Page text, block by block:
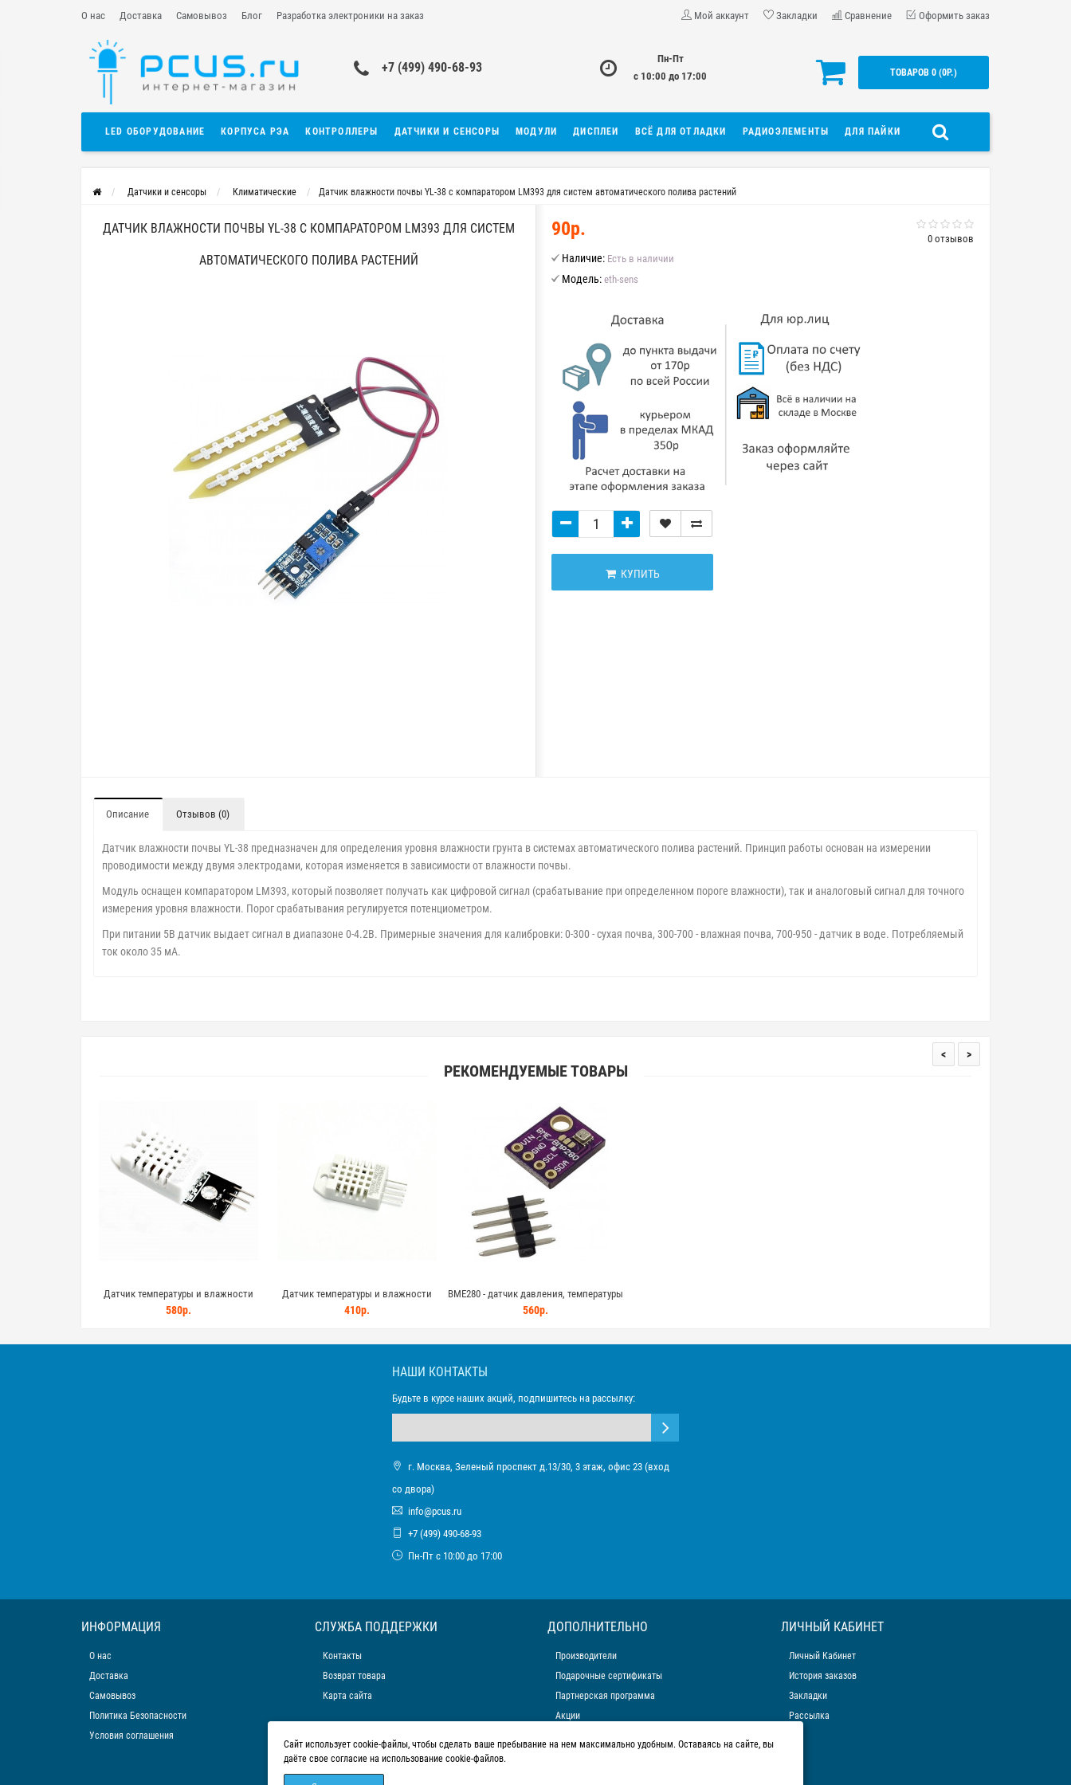
О нас Доставка Самовывоз Блог Разработка электроники на заказ Мой аккаунт Закладки Сравнение Оформить заказ
+7 (499) 490-68-93
Пн-Пт
с 10:00 до 17:00
ТОВАРОВ 0 (0Р.)
LED ОБОРУДОВАНИЕ КОРПУСА РЭА КОНТРОЛЛЕРЫ ДАТЧИКИ И СЕНСОРЫ МОДУЛИ ДИСПЛЕИ ВСЁ ДЛЯ ОТЛАДКИ РАДИОЭЛЕМЕНТЫ ДЛЯ ПАЙКИ
Датчики и сенсоры Климатические Датчик влажности почвы YL-38 с компаратором LM393 для систем автоматического полива растений
ДАТЧИК ВЛАЖНОСТИ ПОЧВЫ YL-38 С КОМПАРАТОРОМ LM393 ДЛЯ СИСТЕМ
АВТОМАТИЧЕСКОГО ПОЛИВА РАСТЕНИЙ
0 отзывов
90р.
Наличие: Есть в наличии
Модель: eth-sens
КУПИТЬ
Описание Отзывов (0)
Датчик влажности почвы YL-38 предназначен для определения уровня влажности грунта в системах автоматического полива растений. Принцип работы основан на измерении
проводимости между двумя электродами, которая изменяется в зависимости от влажности почвы.
Модуль оснащен компаратором LM393, который позволяет получать как цифровой сигнал (срабатывание при определенном пороге влажности), так и аналоговый сигнал для точного
измерения уровня влажности. Порог срабатывания регулируется потенциометром.
При питании 5В датчик выдает сигнал в диапазоне 0-4.2В. Примерные значения для калибровки: 0-300 - сухая почва, 300-700 - влажная почва, 700-950 - датчик в воде. Потребляемый
ток около 35 мА.
РЕКОМЕНДУЕМЫЕ ТОВАРЫ
Датчик температуры и влажности
DHT22 AM2302 на плате с
580р.
Датчик температуры и влажности
DHT22 AM2302 с цифровым выходом и
410р.
BME280 - датчик давления, температуры
и влажности
560р.
< >
НАШИ КОНТАКТЫ
Будьте в курсе наших акций, подпишитесь на рассылку:
г. Москва, Зеленый проспект д.13/30, 3 этаж, офис 23 (вход
со двора)
info@pcus.ru
+7 (499) 490-68-93
Пн-Пт с 10:00 до 17:00
ИНФОРМАЦИЯ
О нас
Доставка
Самовывоз
Политика Безопасности
Условия соглашения
СЛУЖБА ПОДДЕРЖКИ
Контакты
Возврат товара
Карта сайта
ДОПОЛНИТЕЛЬНО
Производители
Подарочные сертификаты
Партнерская программа
Акции
ЛИЧНЫЙ КАБИНЕТ
Личный Кабинет
История заказов
Закладки
Рассылка
Сайт использует cookie-файлы, чтобы сделать ваше пребывание на нем максимально удобным. Оставаясь на сайте, вы
даёте свое согласие на использование cookie-файлов.